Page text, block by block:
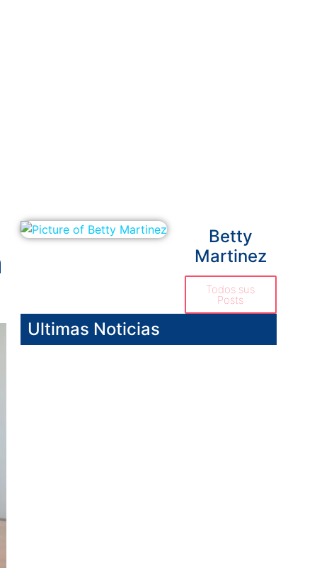
Betty
Martinez
Todos sus
Posts
Ultimas Noticias